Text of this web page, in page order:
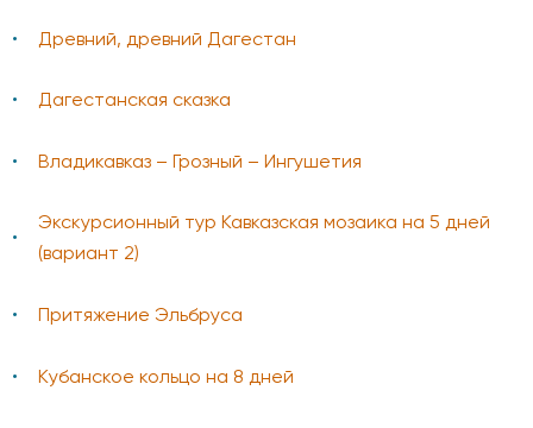
Древний, древний Дагестан
Дагестанская сказка
Владикавказ – Грозный – Ингушетия
Экскурсионный тур Кавказская мозаика на 5 дней
(вариант 2)
Притяжение Эльбруса
Кубанское кольцо на 8 дней